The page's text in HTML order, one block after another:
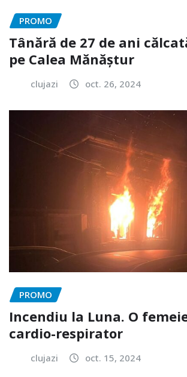
PROMO
Tânără de 27 de ani
pe Calea Mănăștur
clujazi oct. 26, 2024
PROMO
Incendiu la Luna. O
cardio-respirator
clujazi oct. 15, 2024